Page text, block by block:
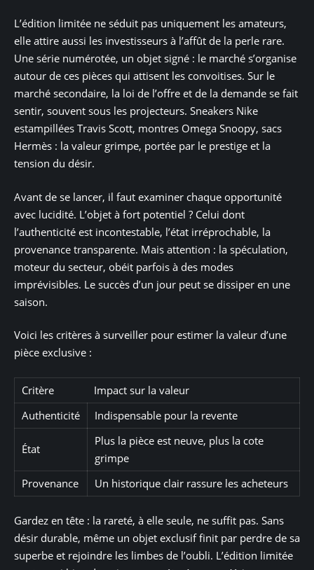
L’édition limitée ne séduit pas uniquement les amateurs,
elle attire aussi les investisseurs à l’affût de la perle rare.
Une série numérotée, un objet signé : le marché s’organise
autour de ces pièces qui attisent les convoitises. Sur le
marché secondaire, la loi de l’offre et de la demande se fait
sentir, souvent sous les projecteurs. Sneakers Nike
estampillées Travis Scott, montres Omega Snoopy, sacs
Hermès : la valeur grimpe, portée par le prestige et la
tension du désir.
Avant de se lancer, il faut examiner chaque opportunité
avec lucidité. L’objet à fort potentiel ? Celui dont
l’authenticité est incontestable, l’état irréprochable, la
provenance transparente. Mais attention : la spéculation,
moteur du secteur, obéit parfois à des modes
imprévisibles. Le succès d’un jour peut se dissiper en une
saison.
Voici les critères à surveiller pour estimer la valeur d’une
pièce exclusive :
Critère
Impact sur la valeur
Authenticité
Indispensable pour la revente
État
Plus la pièce est neuve, plus la cote
grimpe
Provenance
Un historique clair rassure les acheteurs
Gardez en tête : la rareté, à elle seule, ne suffit pas. Sans
désir durable, même un objet exclusif finit par perdre de sa
superbe et rejoindre les limbes de l’oubli. L’édition limitée